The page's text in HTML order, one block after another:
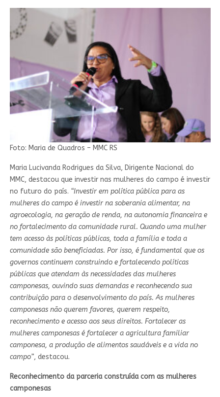
Foto: Maria de Quadros – MMC RS
Maria Lucivanda Rodrigues da Silva, Dirigente Nacional do
MMC, destacou que investir nas mulheres do campo é investir
no futuro do país. “Investir em política pública para as
mulheres do campo é investir na soberania alimentar, na
agroecologia, na geração de renda, na autonomia financeira e
no fortalecimento da comunidade rural. Quando uma mulher
tem acesso às políticas públicas, toda a família e toda a
comunidade são beneficiadas. Por isso, é fundamental que os
governos continuem construindo e fortalecendo políticas
públicas que atendam às necessidades das mulheres
camponesas, ouvindo suas demandas e reconhecendo sua
contribuição para o desenvolvimento do país. As mulheres
camponesas não querem favores, querem respeito,
reconhecimento e acesso aos seus direitos. Fortalecer as
mulheres camponesas é fortalecer a agricultura familiar
camponesa, a produção de alimentos saudáveis e a vida no
campo”, destacou.
Reconhecimento da parceria construída com as mulheres
camponesas